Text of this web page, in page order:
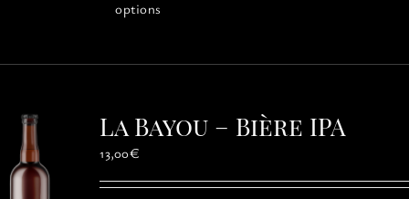
options
variations.
peuvent
sur
La Bayou – Bière IPA
13,00€